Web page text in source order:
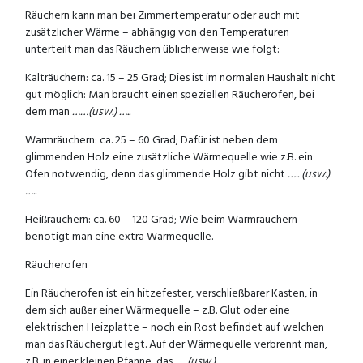
Räuchern kann man bei Zimmertemperatur oder auch mit
zusätzlicher Wärme – abhängig von den Temperaturen
unterteilt man das Räuchern üblicherweise wie folgt:
Kalträuchern: ca. 15 – 25 Grad; Dies ist im normalen Haushalt nicht
gut möglich: Man braucht einen speziellen Räucherofen, bei
dem man……(usw.) …..
Warmräuchern: ca. 25 – 60 Grad; Dafür ist neben dem
glimmenden Holz eine zusätzliche Wärmequelle wie z.B. ein
Ofen notwendig, denn das glimmende Holz gibt nicht….. (usw.)
…..
Heißräuchern: ca. 60 – 120 Grad; Wie beim Warmräuchern
benötigt man eine extra Wärmequelle.
Räucherofen
Ein Räucherofen ist ein hitzefester, verschließbarer Kasten, in
dem sich außer einer Wärmequelle – z.B. Glut oder eine
elektrischen Heizplatte – noch ein Rost befindet auf welchen
man das Räuchergut legt. Auf der Wärmequelle verbrennt man,